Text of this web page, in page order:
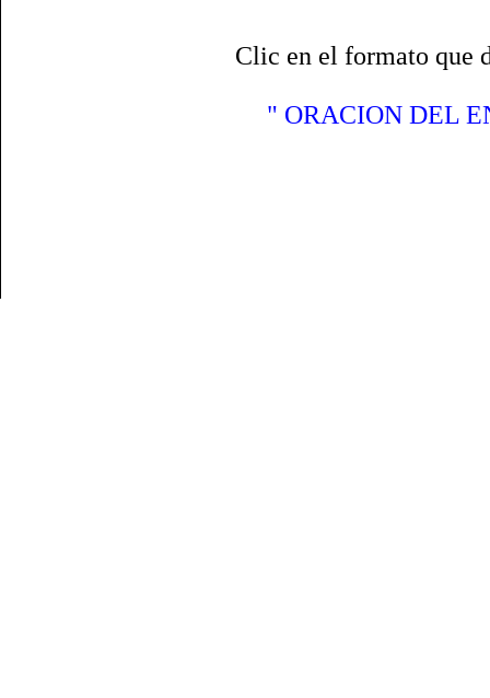
Clic en el formato que
" ORACION DEL